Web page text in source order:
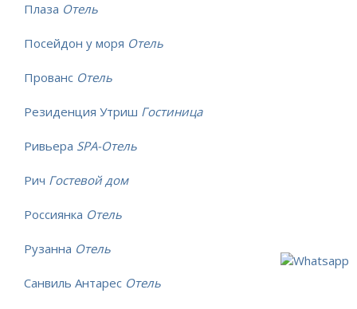
Плаза Отель
Посейдон у моря Отель
Прованс Отель
Резиденция Утриш Гостиница
Ривьера SPA-Отель
Рич Гостевой дом
Россиянка Отель
Рузанна Отель
Санвиль Антарес Отель